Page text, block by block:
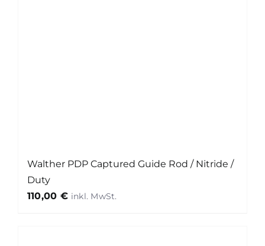
Walther PDP Captured Guide Rod / Nitride /
Duty
110,00 €